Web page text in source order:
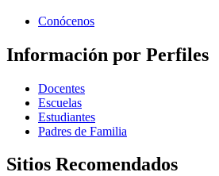
Conócenos
Información por Perfiles
Docentes
Escuelas
Estudiantes
Padres de Familia
Sitios Recomendados